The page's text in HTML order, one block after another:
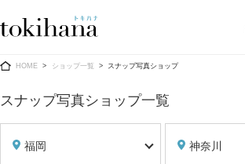
Ring Dress
HOME ショップ一覧 スナップ写真ショップ
スナップ写真ショップ一覧
福岡 神奈川